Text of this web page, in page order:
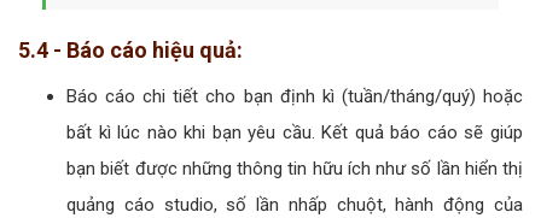
5.4 - Báo cáo hiệu quả:
Báo cáo chi tiết cho bạn định kì (tuần/tháng/quý) hoặc
bất kì lúc nào khi bạn yêu cầu. Kết quả báo cáo sẽ giúp
bạn biết được những thông tin hữu ích như số lần hiển thị
quảng cáo studio, số lần nhấp chuột, hành động của